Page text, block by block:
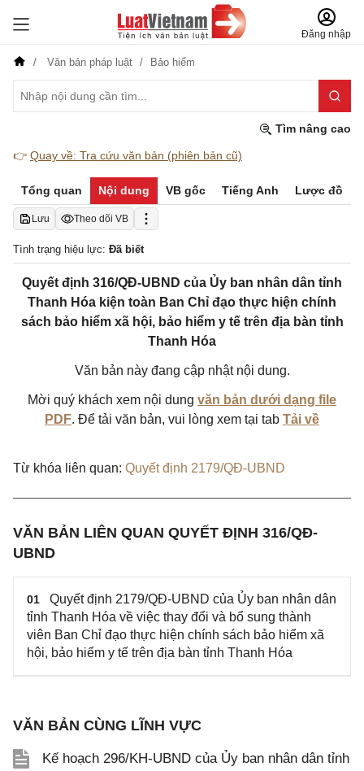
Đăng nhập
Văn bản pháp luật Bảo hiểm
Tìm nâng cao
👉 Quay về: Tra cứu văn bản (phiên bản cũ)
Tổng quan Nội dung VB gốc Tiếng Anh Lược đồ
Lưu Theo dõi VB
Tình trạng hiệu lực: Đã biết
Quyết định 316/QĐ-UBND của Ủy ban nhân dân tỉnh
Thanh Hóa kiện toàn Ban Chỉ đạo thực hiện chính
sách bảo hiểm xã hội, bảo hiểm y tế trên địa bàn tỉnh
Thanh Hóa
Văn bản này đang cập nhật nội dung.
Mời quý khách xem nội dung văn bản dưới dạng file
PDF. Để tải văn bản, vui lòng xem tại tab Tải về
Từ khóa liên quan: Quyết định 2179/QĐ-UBND
VĂN BẢN LIÊN QUAN QUYẾT ĐỊNH 316/QĐ-
UBND
01
Quyết định 2179/QĐ-UBND của Ủy ban nhân dân
tỉnh Thanh Hóa về việc thay đổi và bổ sung thành
viên Ban Chỉ đạo thực hiện chính sách bảo hiểm xã
hội, bảo hiểm y tế trên địa bàn tỉnh Thanh Hóa
VĂN BẢN CÙNG LĨNH VỰC
Kế hoạch 296/KH-UBND của Ủy ban nhân dân tỉnh